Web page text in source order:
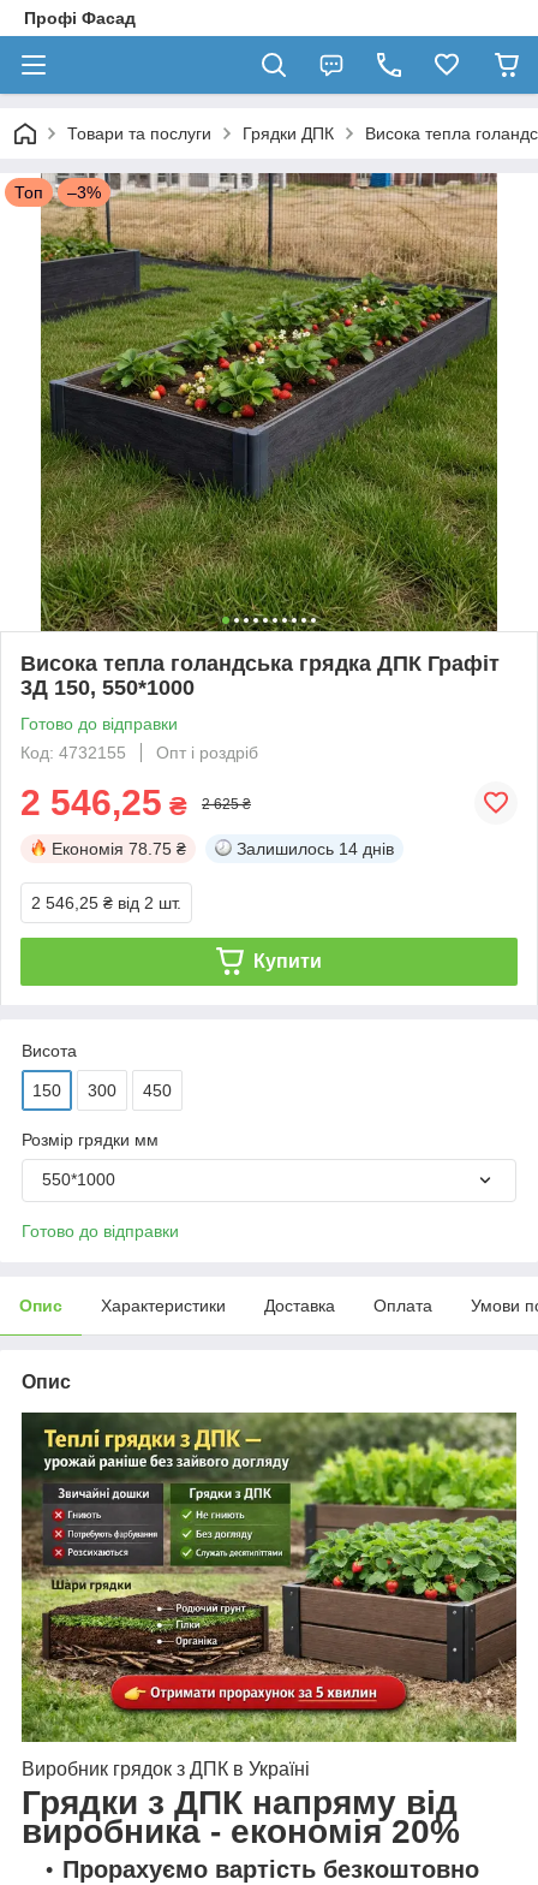
Профі Фасад
Товари та послуги Грядки ДПК Висока тепла
Топ –3%
Висока тепла голандська грядка ДПК Графіт
3Д 150, 550*1000
Готово до відправки
Код: 4732155
Опт і роздріб
2 546,25 ₴ 2 625 ₴
Економія 78.75 ₴ Залишилось 14 днів
2 546,25 ₴ від 2 шт.
Купити
Висота
150 300 450
Розмір грядки мм
550*1000
Готово до відправки
Опис Характеристики Доставка Оплата Умови
Опис
Виробник грядок з ДПК в Україні
Грядки з ДПК напряму від
виробника - економія 20%
Прорахуємо вартість безкоштовно